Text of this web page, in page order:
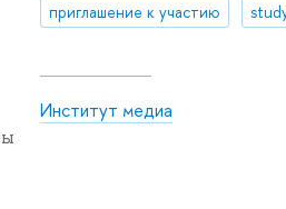
приглашение к участию
Институт медиа